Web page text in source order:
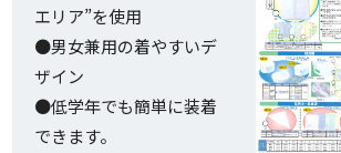
エリア”を使用
●男女兼用の着やすいデ
ザイン
●低学年でも簡単に装着
できます。